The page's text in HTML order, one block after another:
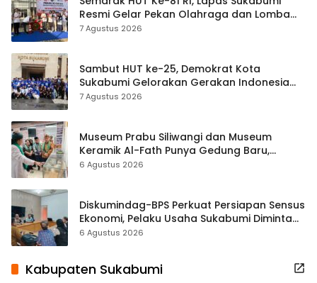
Resmi Gelar Pekan Olahraga dan Lomba
Tradisional
7 Agustus 2026
Sambut HUT ke-25, Demokrat Kota
Sukabumi Gelorakan Gerakan Indonesia
ASRI Lewat Aksi Bersih Masjid Agung
7 Agustus 2026
Museum Prabu Siliwangi dan Museum
Keramik Al-Fath Punya Gedung Baru,
Hampir 500 Koleksi Dipisahkan
6 Agustus 2026
Diskumindag-BPS Perkuat Persiapan Sensus
Ekonomi, Pelaku Usaha Sukabumi Diminta
Terbuka Beri Data
6 Agustus 2026
Kabupaten Sukabumi